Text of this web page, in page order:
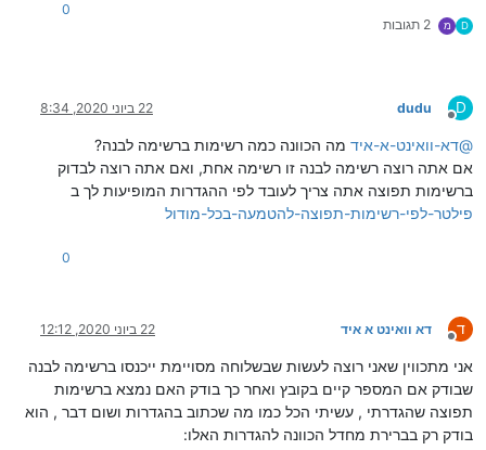
D מ 2 תגובות
0
D
מנותק
dudu 22 ביוני 2020, 8:34
@דא-וואינט-א-איד מה הכוונה כמה רשימות ברשימה לבנה?
אם אתה רוצה רשימה לבנה זו רשימה אחת, ואם אתה רוצה לבדוק
ברשימות תפוצה אתה צריך לעובד לפי ההגדרות המופיעות לך ב
פילטר-לפי-רשימות-תפוצה-להטמעה-בכל-מודול
0
ד
מנותק
דא וואינט א איד 22 ביוני 2020, 12:12
אני מתכווין שאני רוצה לעשות שבשלוחה מסויימת ייכנסו ברשימה לבנה
שבודק אם המספר קיים בקובץ ואחר כך בודק האם נמצא ברשימות
תפוצה שהגדרתי , עשיתי הכל כמו מה שכתוב בהגדרות ושום דבר , הוא
בודק רק בברירת מחדל הכוונה להגדרות האלו: